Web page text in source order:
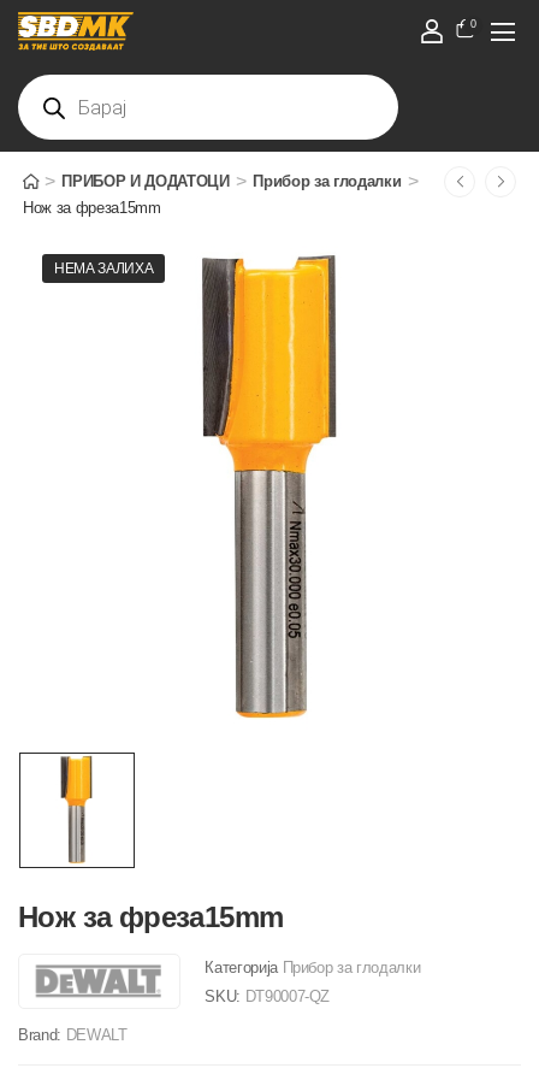
0
> ПРИБОР И ДОДАТОЦИ > Прибор за глодалки >
Нож за фреза15mm
НЕМА ЗАЛИХА
Нож за фреза15mm
Категорија Прибор за глодалки
SKU: DT90007-QZ
Brand: DEWALT